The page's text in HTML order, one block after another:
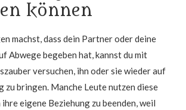
können
machst, dass dein Partner oder deine
Abwege begeben hat, kannst du mit
versuchen, ihn oder sie wieder auf
zu bringen. Manche Leute nutzen diese
ihre eigene Beziehung zu beenden, weil